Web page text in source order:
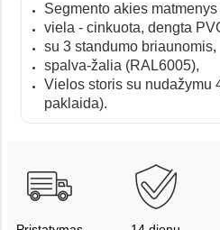
Segmento akies
viela - cinkuota, dengta
su 3 standumo briaunomis,
spalva-žalia (RAL6005),
Vielos storis su nudažymu
paklaida).